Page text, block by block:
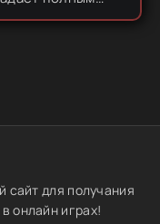
сайт для получания
онлайн играх!